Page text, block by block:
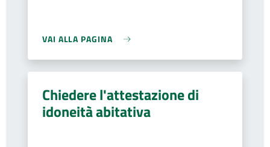
VAI ALLA PAGINA
Chiedere l'attestazione di
idoneità abitativa